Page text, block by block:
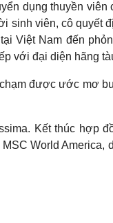
dụng thuyền viên
sinh viên, cô quyết
Việt Nam đến
với đại diện hãng
được ước mơ
Kết thúc hợp
World America,